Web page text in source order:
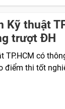
Kỹ thuật
trượt ĐH
TP.HCM có
điểm thi tốt